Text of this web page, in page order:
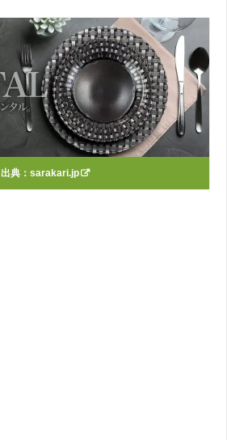
出典： sarakari.jp